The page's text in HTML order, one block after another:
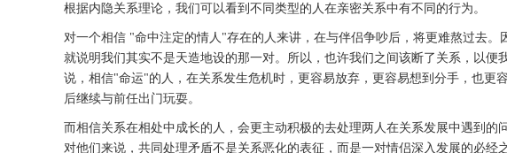
根据内隐关系理论，我们可以看到不同类型的人在亲密关系中有不同的行为。
对一个相信 "命中注定的情人"存在的人来讲，在与伴侣争吵后，将更难熬过去
就说明我们其实不是天造地设的那一对。所以，也许我们之间该断了关系，以
说，相信"命运"的人，在关系发生危机时，更容易放弃，更容易想到分手，也更
后继续与前任出门玩耍。
而相信关系在相处中成长的人，会更主动积极的去处理两人在关系发展中遇到的
对他们来说，共同处理矛盾不是关系恶化的表征，而是一对情侣深入发展的必经之